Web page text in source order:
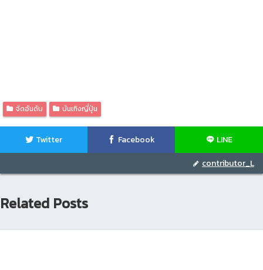
จัดอันดับ บันเทิงญี่ปุ่น
Twitter Facebook
LINE
contributor_L
Related Posts